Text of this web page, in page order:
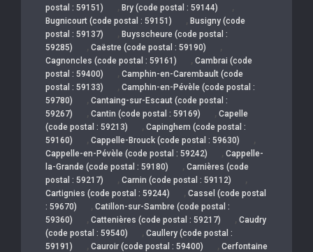
postal : 59151)
, Bry (code postal : 59144) ,
Bugnicourt (code postal : 59151) , Busigny (code
postal : 59137)
, Buysscheure (code postal :
59285)
, Caëstre (code postal : 59190) ,
Cagnoncles (code postal : 59161) , Cambrai (code
postal : 59400)
, Camphin-en-Carembault (code
postal : 59133)
, Camphin-en-Pévèle (code postal :
59780)
, Cantaing-sur-Escaut (code postal :
59267)
, Cantin (code postal : 59169) , Capelle
(code postal : 59213)
, Capinghem (code postal :
59160)
, Cappelle-Brouck (code postal : 59630) ,
Cappelle-en-Pévèle (code postal : 59242) , Cappelle-
la-Grande (code postal : 59180)
, Carnières (code
postal : 59217)
, Carnin (code postal : 59112) ,
Cartignies (code postal : 59244) , Cassel (code postal
: 59670)
, Catillon-sur-Sambre (code postal :
59360)
, Cattenières (code postal : 59217) , Caudry
(code postal : 59540)
, Caullery (code postal :
59191)
, Cauroir (code postal : 59400) , Cerfontaine